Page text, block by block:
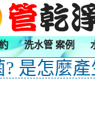
洗水管 案例
是怎麼產